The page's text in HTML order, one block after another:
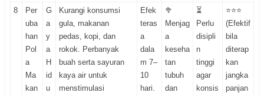
8
Per
uba
han
Pol
a
Ma
kan
G
a
y
a
H
id
u
Kurangi konsumsi
gula, makanan
pedas, kopi, dan
rokok. Perbanyak
buah serta sayuran
kaya air untuk
menstimulasi
Efek
teras
a
dala
m 7–
10
hari.
🥦
Menjag
a
keseha
tan
tubuh
dan
⏳
Perlu
disipli
n
tinggi
agar
konsis
⭐⭐⭐
(Efektif
bila
diterap
kan
jangka
panjan